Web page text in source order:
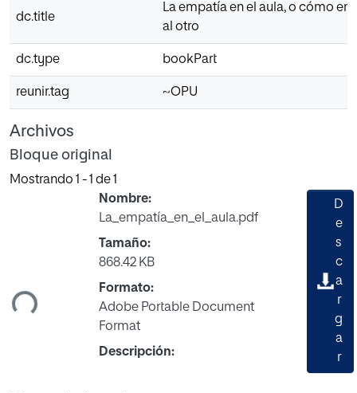
dc.title
La empatía en el aula, o cómo
al otro
dc.type bookPart
reunir.tag ~OPU
Archivos
Bloque original
Mostrando 1 - 1 de 1
Nombre:
La_empatía_en_el_aula.pdf
Tamaño:
868.42 KB
Formato:
Adobe Portable Document
Format
Descripción:
D
e
s
c
a
r
g
a
r